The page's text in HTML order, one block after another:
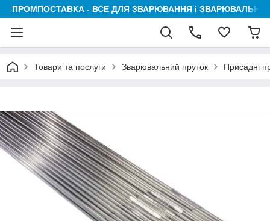
ПРОМПОСТАВКА - ВСЕ ДЛЯ ЗВАРЮВАННЯ і
Товари та послуги Зварювальний пруток Присадні